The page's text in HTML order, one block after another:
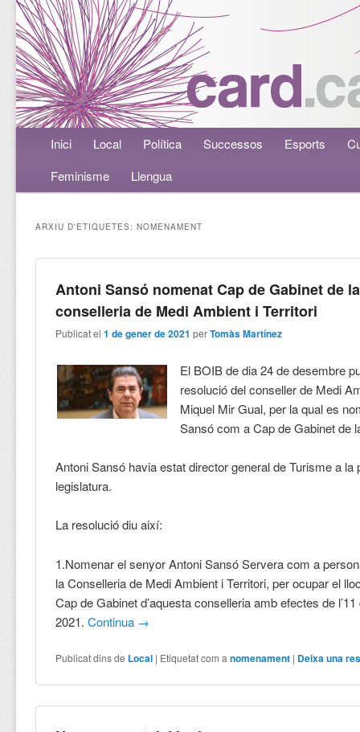
Menú principalAneu al contingut principal
Aneu al contingut secundari
Inici Local Política Successos Esports
Feminisme
Llengua
ARXIU D'ETIQUETES:NOMENAMENT
Antoni Sansó nomenat Cap de Gabinet de la
conselleria de Medi Ambient i Territori
Publicat el1 de gener de 2021 perTomàs Martínez
El BOIB de dia 24 de desembre
resolució del conseller de Medi
Miquel Mir Gual, per la qual es
Sansó com a Cap de Gabinet de
Antoni Sansó havia estat director general de Turisme a la
legislatura.
La resolució diu així:
1.Nomenar el senyor Antoni Sansó Servera com a
la Conselleria de Medi Ambient i Territori, per ocupar el
Cap de Gabinet d’aquesta conselleria amb efectes de
2021.Continua →
Publicat dins de Local | Etiquetat com a nomenament | Deixa una